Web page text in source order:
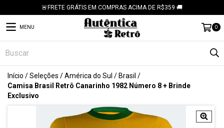
🚨FRETE GRÁTIS EM COMPRAS ACIMA DE R$359 🚚
MENU 0
Início /Seleções /América do Sul / Brasil /
Camisa Brasil Retrô Canarinho 1982 Número 8 + Brinde
Exclusivo